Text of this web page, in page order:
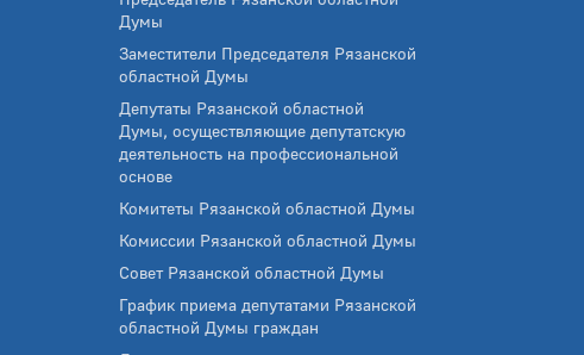
Думы
Заместители Председателя Рязанской
областной Думы
Депутаты Рязанской областной
Думы, осуществляющие депутатскую
деятельность на профессиональной
основе
Комитеты Рязанской областной Думы
Комиссии Рязанской областной Думы
Совет Рязанской областной Думы
График приема депутатами Рязанской
областной Думы граждан